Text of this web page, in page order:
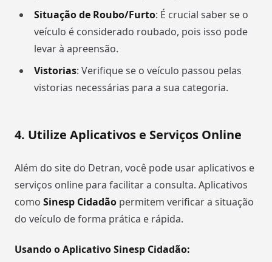
Situação de Roubo/Furto: É crucial saber se o
veículo é considerado roubado, pois isso pode
levar à apreensão.
Vistorias: Verifique se o veículo passou pelas
vistorias necessárias para a sua categoria.
4. Utilize Aplicativos e Serviços Online
Além do site do Detran, você pode usar aplicativos e
serviços online para facilitar a consulta. Aplicativos
como Sinesp Cidadão permitem verificar a situação
do veículo de forma prática e rápida.
Usando o Aplicativo Sinesp Cidadão: